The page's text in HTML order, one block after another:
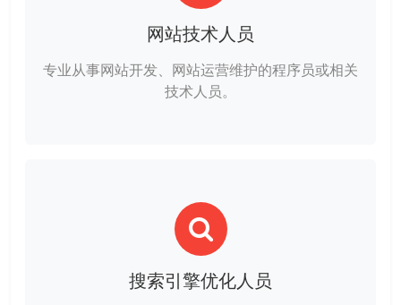
网站技术人员
专业从事网站开发、网站运营维护的程序员或相关
技术人员。
搜索引擎优化人员